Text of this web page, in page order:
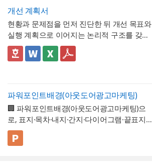
을 기준으로 별도의 환산표를 마련해두는 것
이 정확합니다. 또한 법정 연차휴가는 원칙적
으로 1일 단위 사용이 기본이며, 시간단위 사
용은 법적 의무사항이 아니라 회사가 취업규
칙 등을 통해 자율적으로 도입하는 제도이므
무급휴직 확인서는
히 계산해 기재하는 것이 가장 중요합니다. 휴
직 시작일과 종료일을 실제 승인된 휴직원 내
실제 일수를 정확히 세어 기재해야 이후 급여
정" 등 적정 수준으로 기재하는 것이 일반적이
며, 필요한 경우에만 구체적인 사유를 명시하
는 것이 좋습니다. 이 확인서를 발급한 이후에
는 반드시 4대보험 관련 신고(납부예외 신청
등)가 함께 이루어졌는지 확인하고, 급여대장
증할 수 있는 것이 특징입니다.
다면 반드시 비고란에 그 사유(예 : 설계 변경,
현장 여건상 수량 조정 등)를 구체적으로 기재
해야 하며, 임의로 수량을 맞춰 기재하는 일이
없도록 해야 합니다. 하자여부를 "하자 없
음"으로 확인하는 경우에도 하자보증기간 내
에 새로운 하자가 발견될 수 있으므로, 이 확
두 명확히 인지하고 있어야 합니다.
💡 작성 팁
작업 완료 확인서는계획과 완료의 정확한 대
조가 가장 중요 하므로, 현장 실사를 통해 실제
완료된 개소·수량을 정확히 확인한 뒤 계획 수
고란에 그 사유를 구체적으로 남겨, 나중에 왜
수량 차이가 발생했는지 근거를 확인할 수 있
도록 하는 것이 중요합니다. 특이사항란에는
배선 등)과 그에 대한 처리 결과를 함께 기록
개선 계획서
현황과 문제점을 먼저 진단한 뒤 개선 목표와
실행 계획으로 이어지는 논리적 구조를 갖춘
업무 개선 보고서입니다. 개선분야를 IT·전산,
업무 프로세스, 안전, 품질 등으로 체크박스
👔 이 서식의 구성 특징
개선 과제를 하나의 표준 양식으로 통일 관리
가능
- 현황 및 문제점 섹션을 현황과 문제점으로
나누어 구성해, 단순 현상 나열이 아니라
개선이 필요한지 논리적 인과관계를 명확히
제시
- 개선 목표와 기대효과를 구분해, 무엇을 이
룰 것인지(목표)와 그 결과 무엇이 좋아지는지
(효과)를 별도로 서술함으로써 보고받는 결재
권자가
- 단계별 실행 계획표에 담당자와 주차별 일정
(0월0주~0월0주)을 매트릭스 형태로 배치해,
파워포인트배경(아웃도어광고마케팅)
🏢 파워포인트배경(아웃도어광고마케팅)으
로, 표지·목차·내지·간지·다이어그램·끝표지로
구성된 비즈니스 프레젠테이션 템플릿입니
다. 블랙 배경과 강렬한 라임그린 포인트 컬러
💡 사용 꿀팁